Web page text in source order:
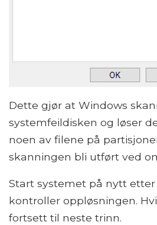
Dette gjør at Windows
systemfeildisken og løser
noen av filene på
skanningen bli utført ved
Start systemet på nytt etter
kontroller oppløsningen.
fortsett til neste trinn.